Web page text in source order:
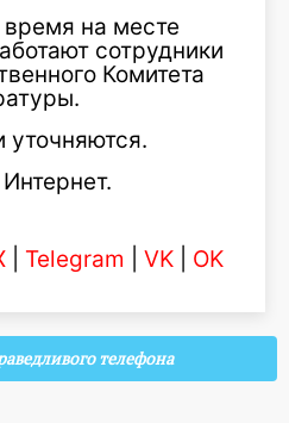
на месте
сотрудники
Комитета
уточняются.
Telegram VK OK
телефона